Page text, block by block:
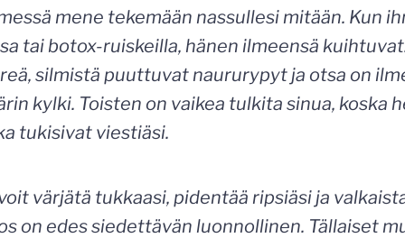
mene tekemään nassullesi mitään. Kun
tai botox-ruiskeilla, hänen ilmeensä
silmistä puuttuvat naururypyt ja otsa on
kylki. Toisten on vaikea tulkita sinua, koska
tukisivat viestiäsi.
värjätä tukkaasi, pidentää ripsiäsi ja
on edes siedettävän luonnollinen. Tällaiset